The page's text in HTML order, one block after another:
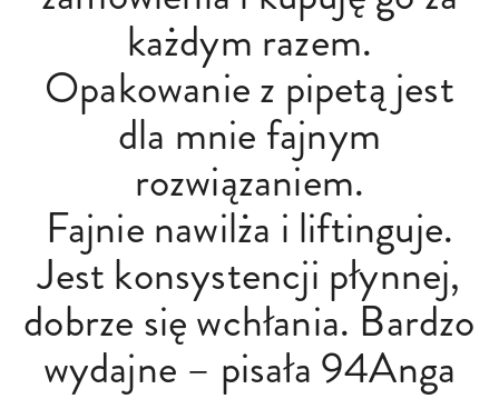
każdym razem.
Opakowanie z pipetą jest
dla mnie fajnym
rozwiązaniem.
Fajnie nawilża i liftinguje.
Jest konsystencji płynnej,
dobrze się wchłania. Bardzo
wydajne – pisała 94Anga